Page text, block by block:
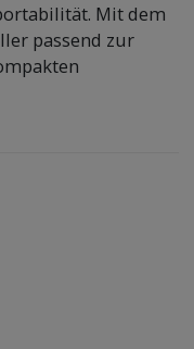
Mit dem
passend zur